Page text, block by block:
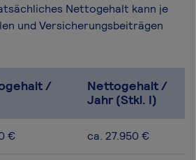
Nettogehalt kann je
und Versicherungsbeiträgen
/
Nettogehalt /
Jahr (Stkl. I)
€ ca. 27.950 €